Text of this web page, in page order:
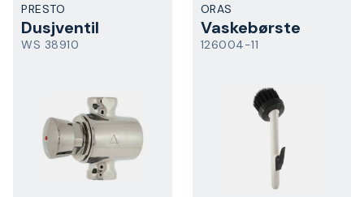
PRESTO
Dusjventil
WS 38910
ORAS
Vaskebørste
126004-11